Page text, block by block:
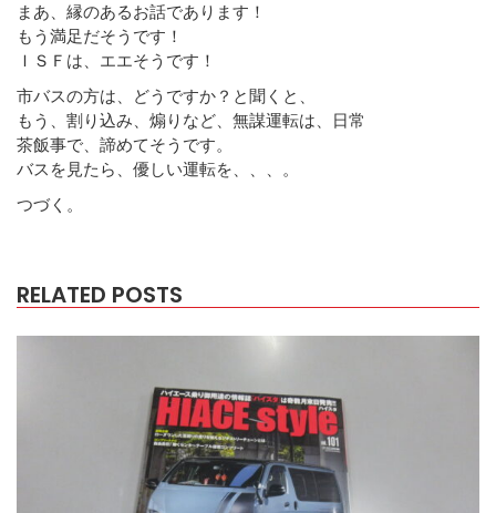
まあ、縁のあるお話であります！
もう満足だそうです！
ＩＳＦは、エエそうです！
市バスの方は、どうですか？と聞くと、
もう、割り込み、煽りなど、無謀運転は、日常
茶飯事で、諦めてそうです。
バスを見たら、優しい運転を、、、。
つづく。
RELATED POSTS